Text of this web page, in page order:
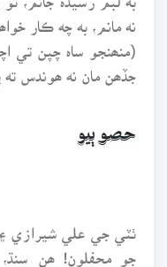
نه مانم، به چه ڪار
(منھنجو ساہ چپن تي
جڏھن مان نه ھوندس
حصو ٻيو
ٺٽي جي علي شيرازي
جو محفلون! ھن